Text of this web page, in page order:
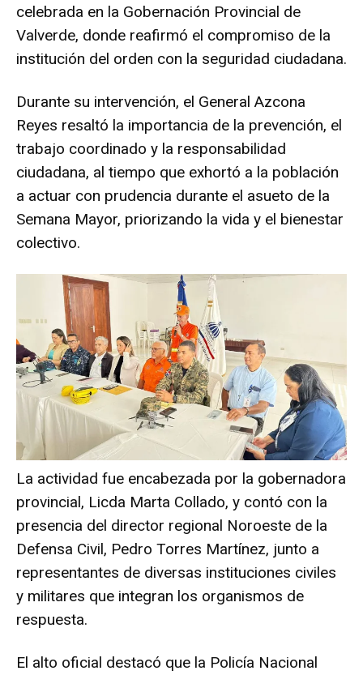
celebrada en la Gobernación Provincial de
Valverde, donde reafirmó el compromiso de la
institución del orden con la seguridad ciudadana.
Durante su intervención, el General Azcona
Reyes resaltó la importancia de la prevención, el
trabajo coordinado y la responsabilidad
ciudadana, al tiempo que exhortó a la población
a actuar con prudencia durante el asueto de la
Semana Mayor, priorizando la vida y el bienestar
colectivo.
La actividad fue encabezada por la gobernadora
provincial, Licda Marta Collado, y contó con la
presencia del director regional Noroeste de la
Defensa Civil, Pedro Torres Martínez, junto a
representantes de diversas instituciones civiles
y militares que integran los organismos de
respuesta.
El alto oficial destacó que la Policía Nacional